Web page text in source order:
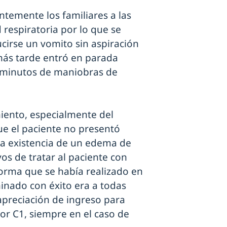
los familiares a las
por lo que se
un vomito sin aspiración
tarde entró en parada
de maniobras de
especialmente del
el paciente no presentó
existencia de un edema de
de tratar al paciente con
que se había realizado en
con éxito era a todas
de ingreso para
C1, siempre en el caso de